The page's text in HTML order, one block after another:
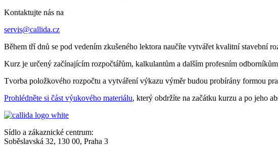
Kontaktujte nás na
servis@callida.cz
Během tří dnů se pod vedením zkušeného lektora naučíte vytvářet kvalitní stavební
Kurz je určený začínajícím rozpočtářům, kalkulantům a dalším profesním
Tvorba položkového rozpočtu a vytváření výkazu výměr budou probírány formou
Prohlédněte si část výukového materiálu, který obdržíte na začátku kurzu a po jeho
Sídlo a zákaznické centrum:
Soběslavská 32, 130 00, Praha 3